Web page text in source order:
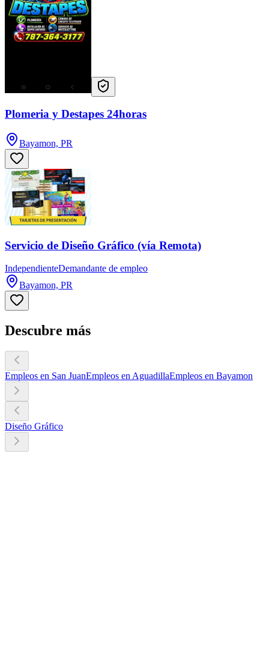
Plomeria y Destapes 24horas
Bayamon, PR
Servicio de Diseño Gráfico (vía Remota)
IndependienteDemandante de empleo
Bayamon, PR
Descubre más
Empleos en San JuanEmpleos en AguadillaEmpleos en Bayamon
Diseño Gráfico